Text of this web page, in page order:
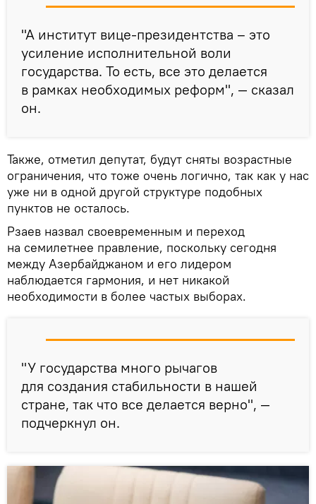
"А институт вице-президентства – это
усиление исполнительной воли
государства. То есть, все это делается
в рамках необходимых реформ", — сказал
он.
Также, отметил депутат, будут сняты возрастные
ограничения, что тоже очень логично, так как у нас
уже ни в одной другой структуре подобных
пунктов не осталось.
Рзаев назвал своевременным и переход
на семилетнее правление, поскольку сегодня
между Азербайджаном и его лидером
наблюдается гармония, и нет никакой
необходимости в более частых выборах.
"У государства много рычагов
для создания стабильности в нашей
стране, так что все делается верно", —
подчеркнул он.